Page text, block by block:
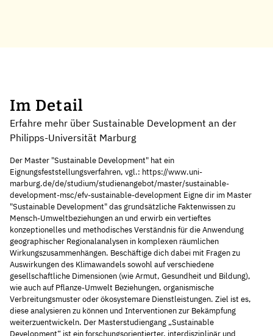
Im Detail
Erfahre mehr über Sustainable Development an der
Philipps-Universität Marburg
Der Master "Sustainable Development" hat ein
Eignungsfeststellungsverfahren, vgl.: https://www.uni-
marburg.de/de/studium/studienangebot/master/sustainable-
development-msc/efv-sustainable-development Eigne dir im Master
"Sustainable Development" das grundsätzliche Faktenwissen zu
Mensch-Umweltbeziehungen an und erwirb ein vertieftes
konzeptionelles und methodisches Verständnis für die Anwendung
geographischer Regionalanalysen in komplexen räumlichen
Wirkungszusammenhängen. Beschäftige dich dabei mit Fragen zu
Auswirkungen des Klimawandels sowohl auf verschiedene
gesellschaftliche Dimensionen (wie Armut, Gesundheit und Bildung),
wie auch auf Pflanze-Umwelt Beziehungen, organismische
Verbreitungsmuster oder ökosystemare Dienstleistungen. Ziel ist es,
diese analysieren zu können und Interventionen zur Bekämpfung
weiterzuentwickeln. Der Masterstudiengang „Sustainable
Development“ ist ein forschungsorientierter, interdisziplinär und